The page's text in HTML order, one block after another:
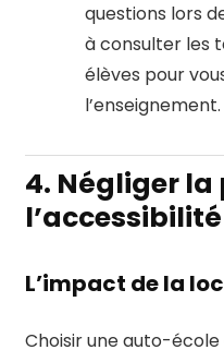
questions lors
à consulter les
élèves pour
l’enseignement.
4. Négliger
l’accessibilité
L’impact de la
Choisir une auto-